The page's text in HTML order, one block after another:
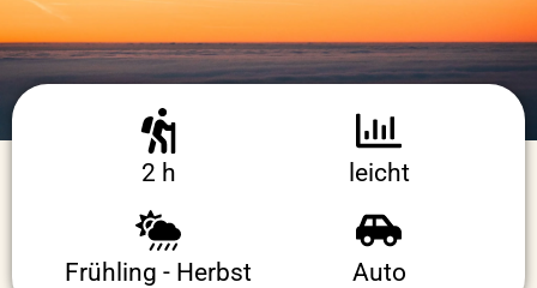
2 h leicht
Frühling - Herbst Auto